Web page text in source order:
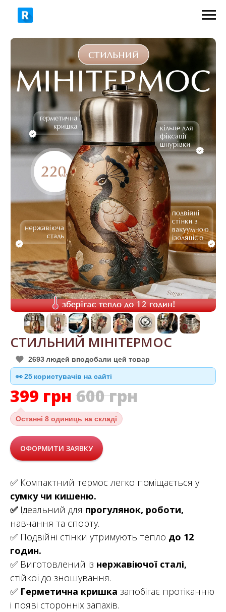
ЗАМОВИТИ
399 грн
СТИЛЬНИЙ МІНІТЕРМОС
2693 людей вподобали цей товар
👀25 користувачів на сайті
399 грн 600грн
Останні 8 одиниць на складі
ОФОРМИТИ ЗАЯВКУ
✅ Компактний термос легко поміщається у
сумку чи кишеню.
✅ Ідеальний для прогулянок, роботи,
навчання та спорту.
✅ Подвійні стінки утримують тепло до 12
годин.
✅ Виготовлений із нержавіючої сталі,
стійкої до зношування.
✅ Герметична кришка запобігає протіканню
і появі сторонніх запахів.